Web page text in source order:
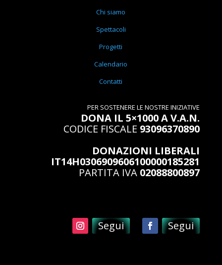
Chi siamo
Spettacoli
Progetti
Calendario
Contatti
PER SOSTENERE LE NOSTRE INIZIATIVE
DONA IL 5×1000 A V.A.N.
CODICE FISCALE 93096370890
DONAZIONI LIBERALI
IT14H0306909606100000185281
PARTITA IVA 02088800897
Segui Segui